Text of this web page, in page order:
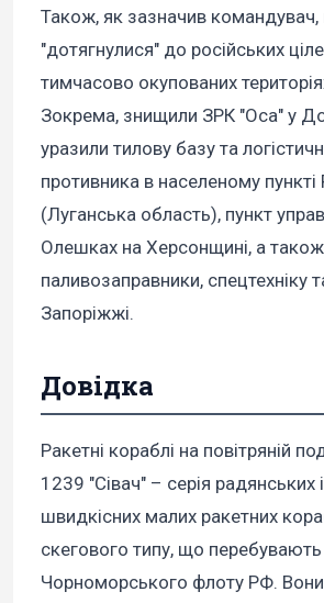
Також, як зазначив командувач,
"дотягнулися" до російських
тимчасово окупованих
Зокрема, знищили ЗРК "Оса" у
уразили тилову базу та
противника в населеному пункті
(Луганська область), пункт
Олешках на Херсонщині, а також
паливозаправники, спецтехніку
Запоріжжі.
Довідка
Ракетні кораблі на повітряній
1239 "Сівач" – серія радянських
швидкісних малих ракетних
скегового типу, що перебувають
Чорноморського флоту РФ.